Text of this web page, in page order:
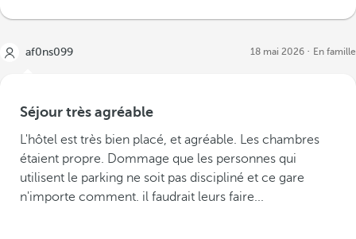
af0ns099 18 mai 2026 En famille
Séjour très agréable
L'hôtel est très bien placé, et agréable. Les chambres
étaient propre. Dommage que les personnes qui
utilisent le parking ne soit pas discipliné et ce gare
n'importe comment. il faudrait leurs faire...